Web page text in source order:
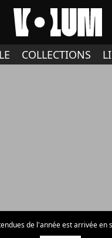
COLLECTIONS
de l'année est arrivée en